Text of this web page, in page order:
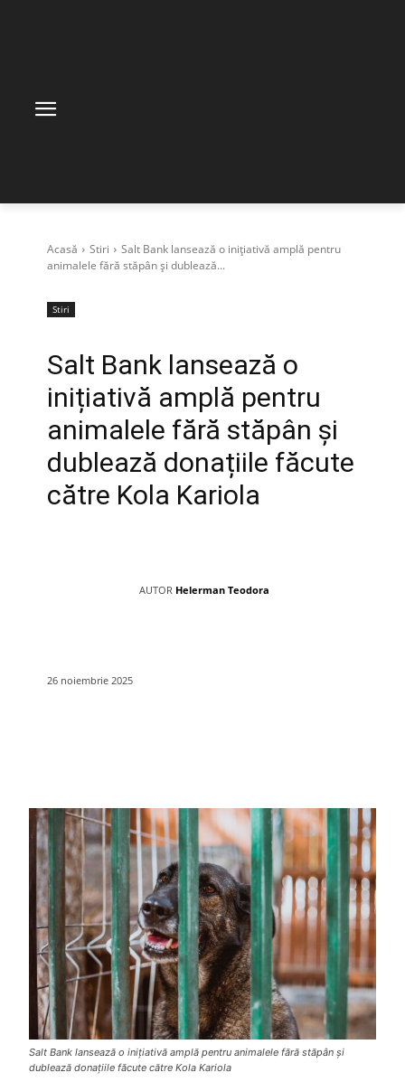
Acasă Stiri
Salt Bank lansează o inițiativă amplă pentru
animalele fără stăpân și dublează...
Stiri
Salt Bank lansează o
inițiativă amplă pentru
animalele fără stăpân și
dublează donațiile făcute
către Kola Kariola
AUTOR Helerman Teodora
26 noiembrie 2025
Salt Bank lansează o inițiativă amplă pentru animalele fără stăpân și
dublează donațiile făcute către Kola Kariola